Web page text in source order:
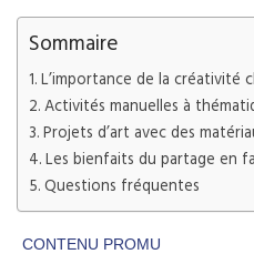
Sommaire
L’importance de la créativité
Activités manuelles à
Projets d’art avec des
Les bienfaits du partage en
Questions fréquentes